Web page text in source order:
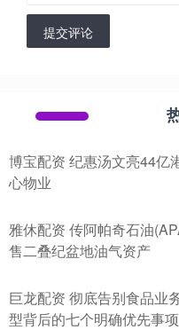
提交评论
博宝配资 纪惠汤文亮44亿
心物业
雅休配资 传阿帕奇石油
售二叠纪盆地油气资产
巨龙配资 彻底告别食品业
型背后的七个明确优先事项